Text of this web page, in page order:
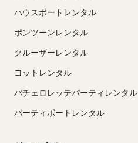
ハウスボートレンタル
ポンツーンレンタル
クルーザーレンタル
ヨットレンタル
バチェロレッテパーティレンタル
パーティボートレンタル